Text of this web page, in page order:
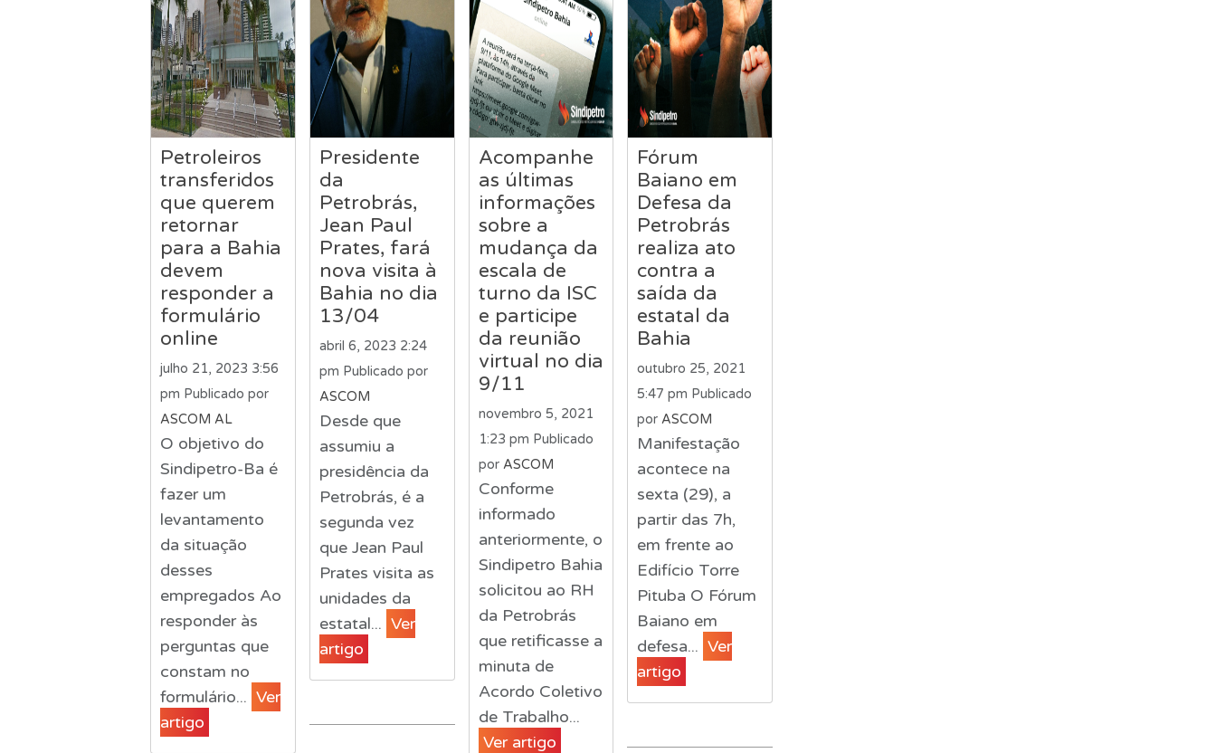
Petroleiros
transferidos
que querem
retornar
para a Bahia
devem
responder a
formulário
online
julho 21, 2023 3:56
pm Publicado por
ASCOM AL
O objetivo do
Sindipetro-Ba é
fazer um
levantamento
da situação
desses
empregados Ao
responder às
perguntas que
constam no
formulário... Ver
artigo
Presidente
da
Petrobrás,
Jean Paul
Prates, fará
nova visita à
Bahia no dia
13/04
abril 6, 2023 2:24
pm Publicado por
ASCOM
Desde que
assumiu a
presidência da
Petrobrás, é a
segunda vez
que Jean Paul
Prates visita as
unidades da
estatal... Ver
artigo
Acompanhe
as últimas
informações
sobre a
mudança da
escala de
turno da ISC
e participe
da reunião
virtual no dia
9/11
novembro 5, 2021
1:23 pm Publicado
por ASCOM
Conforme
informado
anteriormente, o
Sindipetro Bahia
solicitou ao RH
da Petrobrás
que retificasse a
minuta de
Acordo Coletivo
de Trabalho...
Ver artigo
Fórum
Baiano em
Defesa da
Petrobrás
realiza ato
contra a
saída da
estatal da
Bahia
outubro 25, 2021
5:47 pm Publicado
porASCOM
Manifestação
acontece na
sexta (29), a
partir das 7h,
em frente ao
Edifício Torre
Pituba O Fórum
Baiano em
defesa... Ver
artigo